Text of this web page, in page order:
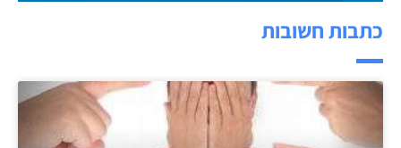
כתבות חשובות